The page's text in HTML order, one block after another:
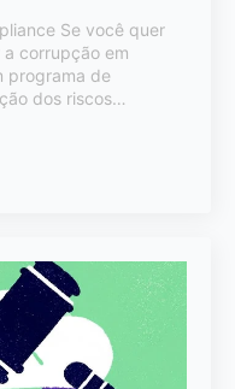
Se você quer
corrupção em
programa de
dos riscos…